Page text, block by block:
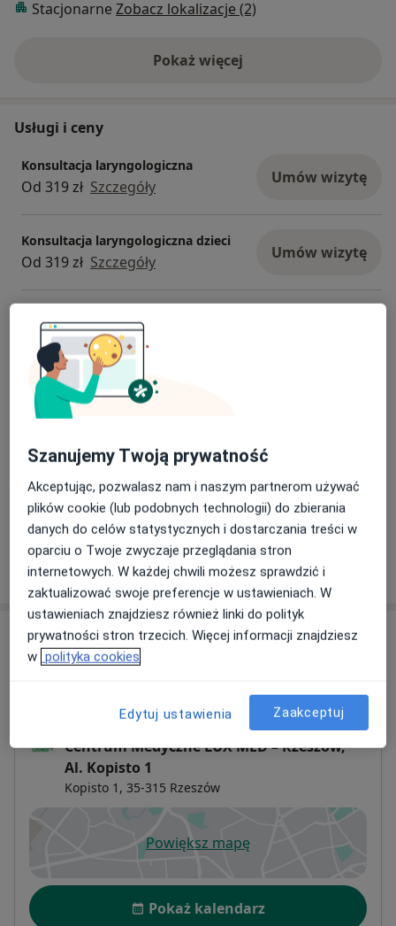
Stacjonarne Zobacz lokalizacje (2)
Pokaż więcejo doświadczeniu
Usługi i ceny
Konsultacja laryngologiczna
Od 319 zł Szczegóły Umów wizytę
Konsultacja laryngologiczna dzieci
Od 319 zł Szczegóły Umów wizytę
Szczegóły
Endoskopia
Od 166 zł Szczegóły
Konsultacja laryngologa dziecięcego
Od 319 zł Szczegóły
+ 1 usługa
W jaki sposób ustalane są ceny?
Adresy (3)
Centrum Medyczne LUX MED – Rzeszów,
Al. Kopisto 1
Kopisto 1, 35-315 Rzeszów
Powiększ mapęotwiera się w nowej karcie
Dostępność
Pokaż kalendarz
Szanujemy Twoją prywatność
Akceptując, pozwalasz nam i naszym partnerom używać
plików cookie (lub podobnych technologii) do zbierania
danych do celów statystycznych i dostarczania treści w
oparciu o Twoje zwyczaje przeglądania stron
internetowych. W każdej chwili możesz sprawdzić i
zaktualizować swoje preferencje w ustawieniach. W
ustawieniach znajdziesz również linki do polityk
prywatności stron trzecich. Więcej informacji znajdziesz
w polityka cookies
Edytuj ustawienia Zaakceptuj